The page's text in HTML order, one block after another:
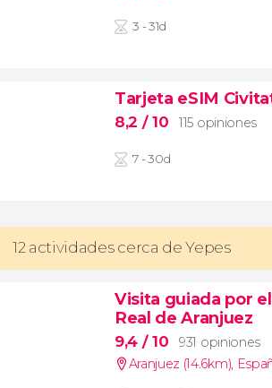
3 - 31d
Tarjeta eSIM
8,2 / 10 115 opiniones
7 - 30d
12 actividades cerca de Yepes
Visita guiada por
Real de Aranjuez
9,4 / 10
931 opiniones
Aranjuez (14.6km)